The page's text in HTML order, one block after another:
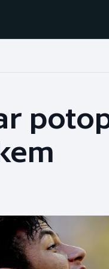
Baseball a softbal
Basketbal
Boby a skeleton
Box